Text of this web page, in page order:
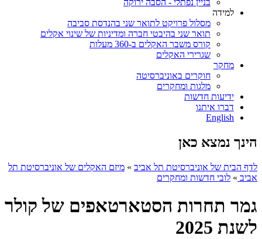
בניין נפתלי - הסבה ירוקה
למידה
מסלול פרויקט לתואר שני בהנדסת סביבה
תואר שני בהיבטי חברה ומדיניות של שינוי אקלים
קורס משבר האקלים ב-360 מעלות
שגרירי האקלים
מחקר
חוקרים באוניברסיטה
מלגות ומחקרים
ידיעות חדשות
דברו איתנו
English
הינך נמצא כאן
לדף הבית של אוניברסיטת תל אביב » מיזם האקלים של אוניברסיטת תל
אביב » לובי חדשות ומחקרים
גמר תחרות הסטארטאפים של קולר
לשנת 2025